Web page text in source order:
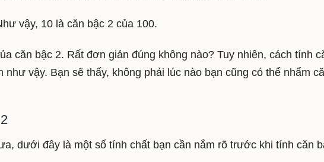
vậy, 10 là căn bậc 2 của 100.
căn bậc 2. Rất đơn giản đúng không nào? Tuy nhiên, cách tính
như vậy. Bạn sẽ thấy, không phải lúc nào bạn cũng có thể nhẩm
dưới đây là một số tính chất bạn cần nắm rõ trước khi tính căn